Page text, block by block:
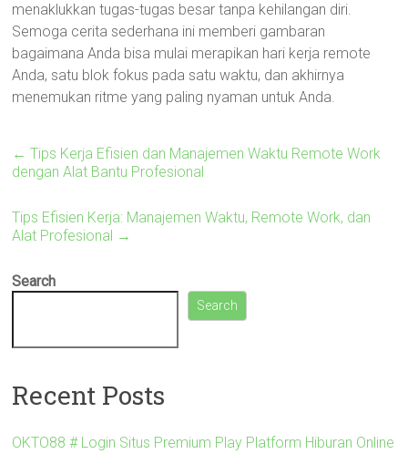
menaklukkan tugas-tugas besar tanpa kehilangan diri.
Semoga cerita sederhana ini memberi gambaran
bagaimana Anda bisa mulai merapikan hari kerja remote
Anda, satu blok fokus pada satu waktu, dan akhirnya
menemukan ritme yang paling nyaman untuk Anda.
← Tips Kerja Efisien dan Manajemen Waktu Remote Work
dengan Alat Bantu Profesional
Tips Efisien Kerja: Manajemen Waktu, Remote Work, dan
Alat Profesional →
Search
Search
Recent Posts
OKTO88 # Login Situs Premium Play Platform Hiburan Online